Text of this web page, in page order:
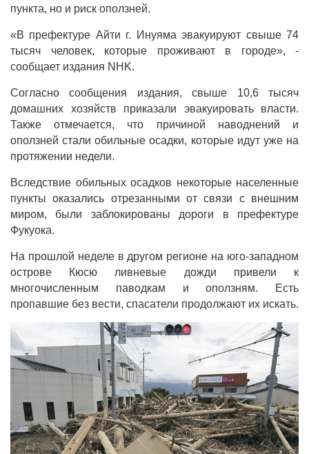
пункта, но и риск оползней.
«В префектуре Айти г. Инуяма эвакуируют свыше 74
тысяч человек, которые проживают в городе», -
сообщает издания NHK.
Согласно сообщения издания, свыше 10,6 тысяч
домашних хозяйств приказали эвакуировать власти.
Также отмечается, что причиной наводнений и
оползней стали обильные осадки, которые идут уже на
протяжении недели.
Вследствие обильных осадков некоторые населенные
пункты оказались отрезанными от связи с внешним
миром, были заблокированы дороги в префектуре
Фукуока.
На прошлой неделе в другом регионе на юго-западном
острове Кюсю ливневые дожди привели к
многочисленным паводкам и оползням. Есть
пропавшие без вести, спасатели продолжают их искать.